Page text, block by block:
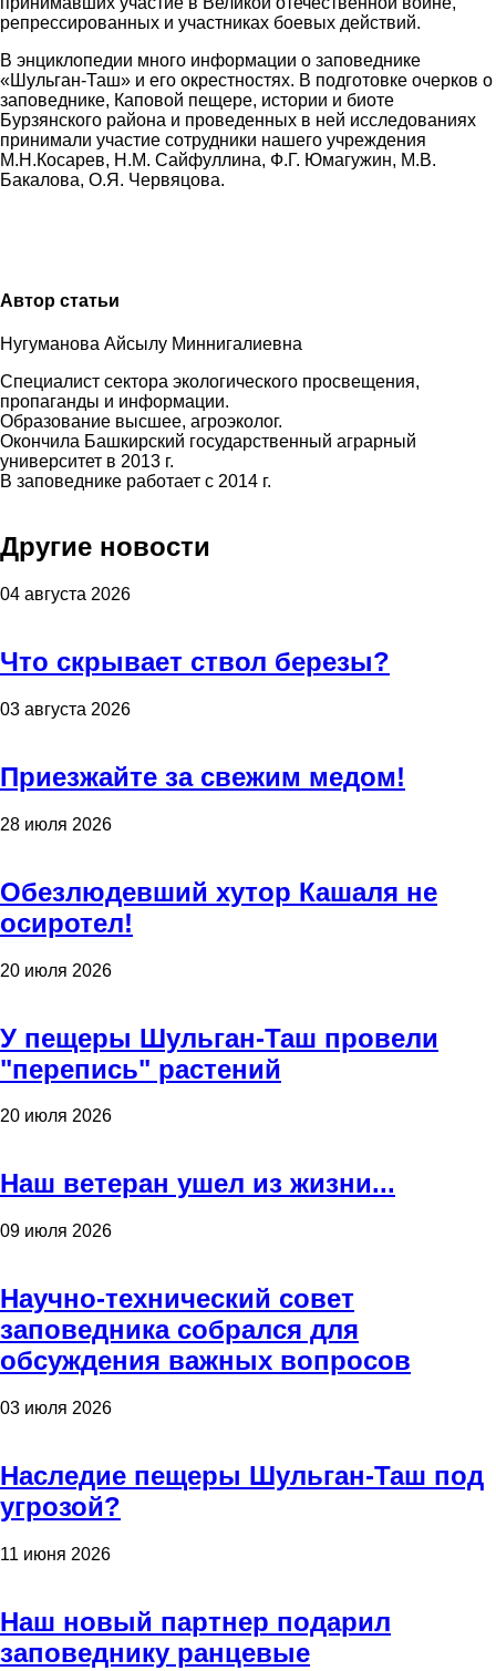
репрессированных и участниках боевых действий.
В энциклопедии много информации о заповеднике
«Шульган-Таш» и его окрестностях. В подготовке очерков о
заповеднике, Каповой пещере, истории и биоте
Бурзянского района и проведенных в ней исследованиях
принимали участие сотрудники нашего учреждения
М.Н.Косарев, Н.М. Сайфуллина, Ф.Г. Юмагужин, М.В.
Бакалова, О.Я. Червяцова.
Автор статьи
Нугуманова Айсылу Миннигалиевна
Специалист сектора экологического просвещения,
пропаганды и информации.
Образование высшее, агроэколог.
Окончила Башкирский государственный аграрный
университет в 2013 г.
В заповеднике работает с 2014 г.
Другие новости
04 августа 2026
Что скрывает ствол березы?
03 августа 2026
Приезжайте за свежим медом!
28 июля 2026
Обезлюдевший хутор Кашаля не
осиротел!
20 июля 2026
У пещеры Шульган-Таш провели
"перепись" растений
20 июля 2026
Наш ветеран ушел из жизни...
09 июля 2026
Научно-технический совет
заповедника собрался для
обсуждения важных вопросов
03 июля 2026
Наследие пещеры Шульган-Таш под
угрозой?
11 июня 2026
Наш новый партнер подарил
заповеднику ранцевые